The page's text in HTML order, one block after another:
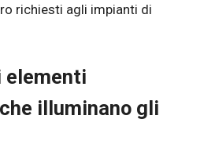
richiesti agli impianti di
elementi
illuminano gli